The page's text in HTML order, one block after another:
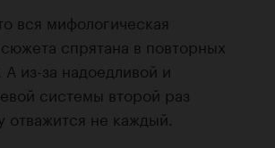
вся мифологическая
спрятана в повторных
из-за надоедливой и
системы второй раз
отважится не каждый.